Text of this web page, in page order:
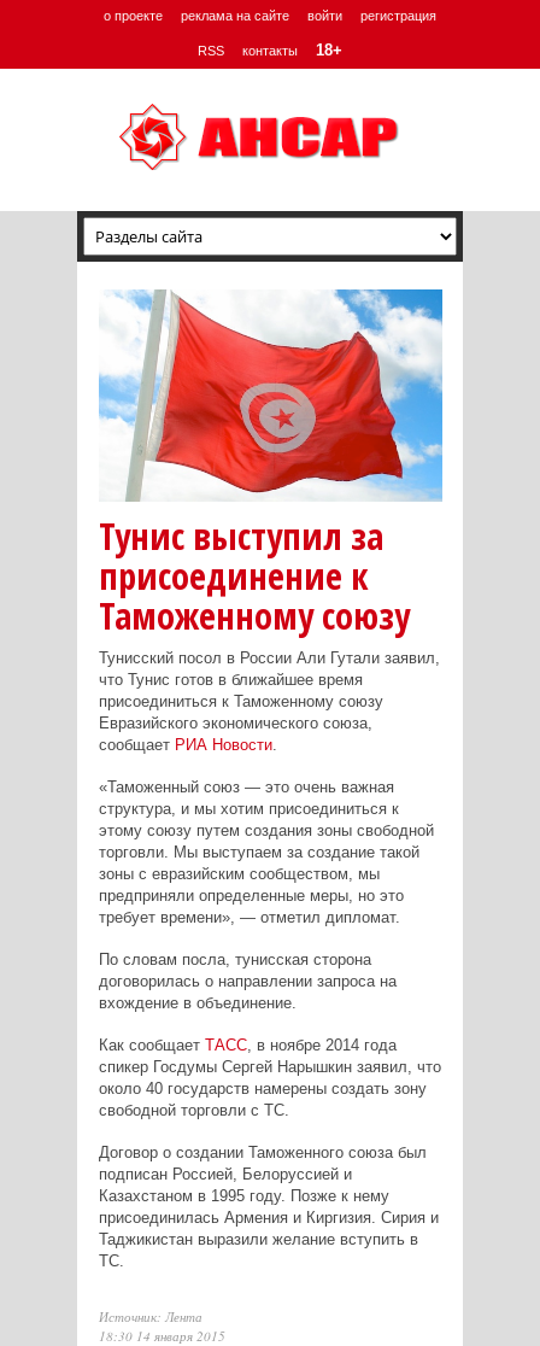
о проекте реклама на сайте войти регистрация
RSS контакты 18+
Тунис выступил за
присоединение к
Таможенному союзу
Тунисский посол в России Али Гутали заявил,
что Тунис готов в ближайшее время
присоединиться к Таможенному союзу
Евразийского экономического союза,
сообщает РИА Новости.
«Таможенный союз — это очень важная
структура, и мы хотим присоединиться к
этому союзу путем создания зоны свободной
торговли. Мы выступаем за создание такой
зоны с евразийским сообществом, мы
предприняли определенные меры, но это
требует времени», — отметил дипломат.
По словам посла, тунисская сторона
договорилась о направлении запроса на
вхождение в объединение.
Как сообщает ТАСС, в ноябре 2014 года
спикер Госдумы Сергей Нарышкин заявил, что
около 40 государств намерены создать зону
свободной торговли с ТС.
Договор о создании Таможенного союза был
подписан Россией, Белоруссией и
Казахстаном в 1995 году. Позже к нему
присоединилась Армения и Киргизия. Сирия и
Таджикистан выразили желание вступить в
ТС.
Источник: Лента
18:30 14 января 2015